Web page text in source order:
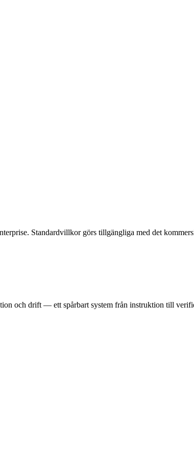
Standardvillkor görs tillgängliga med det
och drift — ett spårbart system från instruktion till